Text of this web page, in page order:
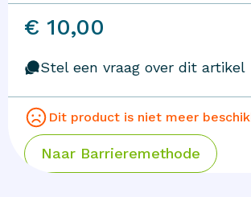
€ 10,00
Stel een vraag over dit artikel
Dit product is niet meer
Naar Barrieremethode